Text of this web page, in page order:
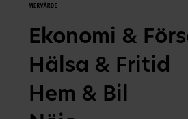
Ekonomi &
Hälsa & Fritid
Hem & Bil